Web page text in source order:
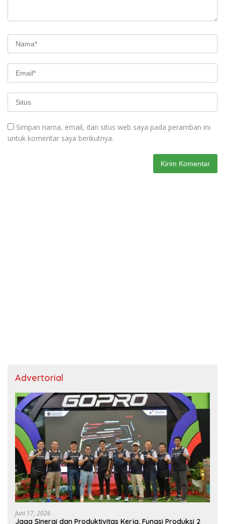
Simpan nama, email, dan situs web saya pada peramban ini
untuk komentar saya berikutnya.
Advertorial
Juni 17, 2026
Jaga Sinergi dan Produktivitas Kerja, Fungsi Produksi 2